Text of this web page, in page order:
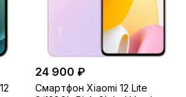
24 900 ₽
Смартфон Xiaomi 12 Lite